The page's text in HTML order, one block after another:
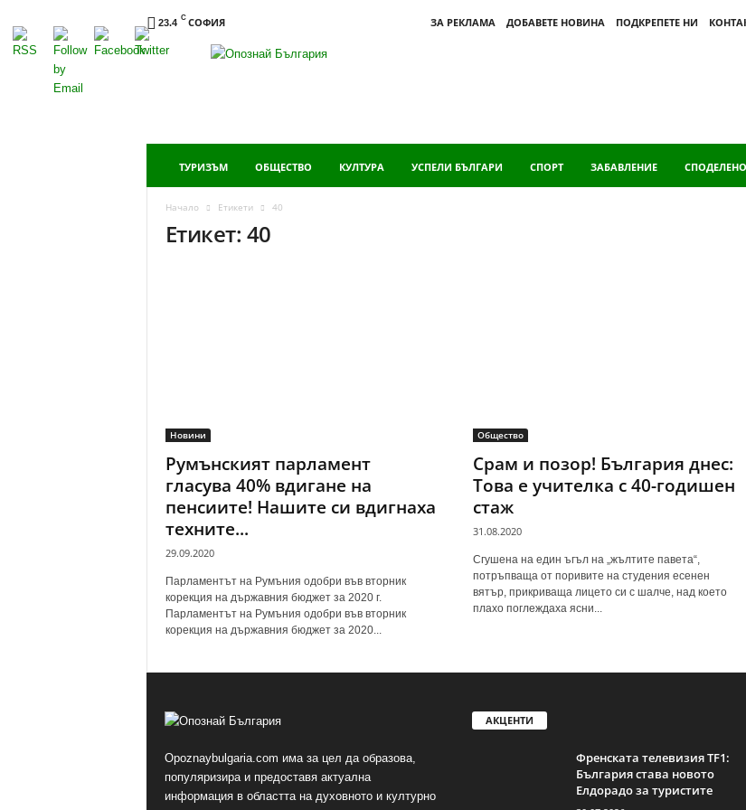
23.4 C СОФИЯ ЗА РЕКЛАМА ДОБАВЕТЕ НОВИНА ПОДКРЕПЕТЕ НИ
Опознай
ТУРИЗЪМ ОБЩЕСТВО КУЛТУРА УСПЕЛИ БЪЛГАРИ СПОРТ ЗАБАВЛЕНИЕ
Начало Етикети 40
Етикет: 40
Новини
Румънският парламент
гласува 40% вдигане на
пенсиите! Нашите си вдигнаха
техните...
29.09.2020
Парламентът на Румъния одобри във вторник
корекция на държавния бюджет за 2020 г.
Парламентът на Румъния одобри във вторник
корекция на държавния бюджет за 2020...
Общество
Срам и позор! България днес:
Това е учителка с 40-годишен
стаж
31.08.2020
Сгушена на един ъгъл на „жълтите павета“,
потръпваща от поривите на студения есенен
вятър, прикриваща лицето си с шалче, над което
плахо поглеждаха ясни...
Opoznaybulgaria.com има за цел да образова,
популяризира и предоставя актуална
информация в областта на духовното и културно
АКЦЕНТИ
Френската телевизия TF1:
България става новото
Елдорадо за туристите